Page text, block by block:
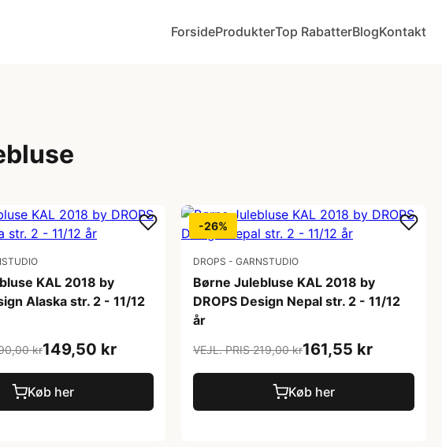
ForsideProdukterTop RabatterBlogKontakt
KAL 2018 by
Alaska str. 2 - 11/12
kr149,50 kr
Køb her
-26%
DROPS - GARNSTUDIO
Børne Julebluse KAL 2018 by
DROPS Design Nepal str. 2 - 11/12
år
VEJL. PRIS 219,00 kr161,55 kr
Køb her